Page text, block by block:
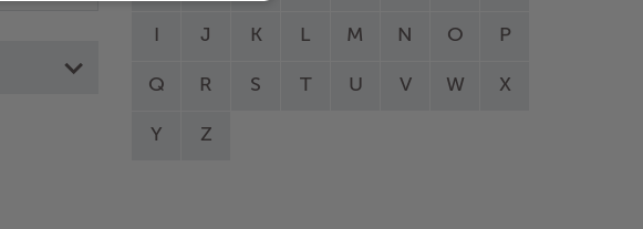
J K L M N O P
Q R S T U V W X
Y Z